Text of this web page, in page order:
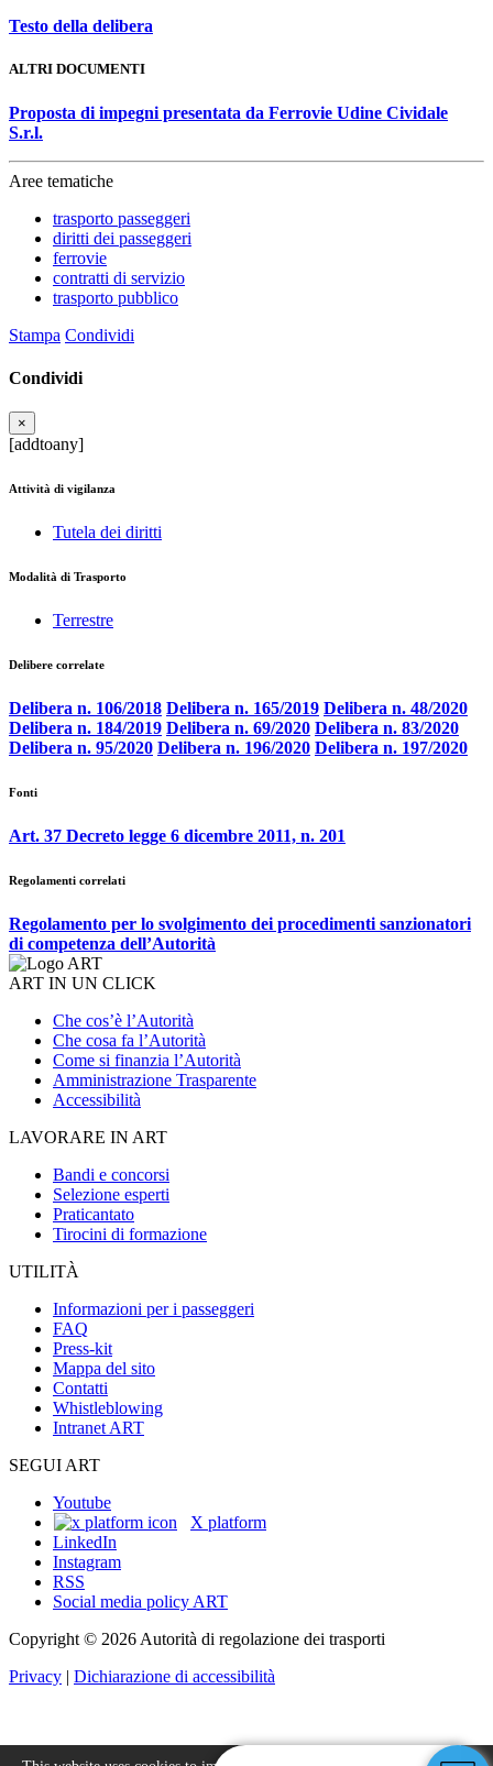
Testo della delibera
ALTRI DOCUMENTI
Proposta di impegni presentata da Ferrovie Udine Cividale
S.r.l.
Aree tematiche
trasporto passeggeri
diritti dei passeggeri
ferrovie
contratti di servizio
trasporto pubblico
Stampa Condividi
Condividi
×
[addtoany]
Attività di vigilanza
Tutela dei diritti
Modalità di Trasporto
Terrestre
Delibere correlate
Delibera n. 106/2018 Delibera n. 165/2019 Delibera n. 48/2020
Delibera n. 184/2019 Delibera n. 69/2020 Delibera n. 83/2020
Delibera n. 95/2020 Delibera n. 196/2020 Delibera n. 197/2020
Fonti
Art. 37 Decreto legge 6 dicembre 2011, n. 201
Regolamenti correlati
Regolamento per lo svolgimento dei procedimenti sanzionatori
di competenza dell’Autorità
ART IN UN CLICK
Che cos’è l’Autorità
Che cosa fa l’Autorità
Come si finanzia l’Autorità
Amministrazione Trasparente
Accessibilità
LAVORARE IN ART
Bandi e concorsi
Selezione esperti
Praticantato
Tirocini di formazione
UTILITÀ
Informazioni per i passeggeri
FAQ
Press-kit
Mappa del sito
Contatti
Whistleblowing
Intranet ART
SEGUI ART
Youtube
X platform
LinkedIn
Instagram
RSS
Social media policy ART
Copyright © 2026 Autorità di regolazione dei trasporti
Privacy | Dichiarazione di accessibilità